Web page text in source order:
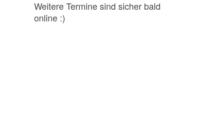
Weitere Termine sind sicher bald
online :)